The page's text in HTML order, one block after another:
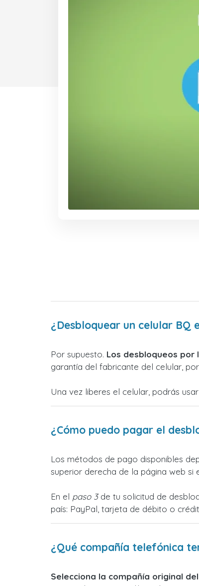
¿Desbloquear un celular BQ
Por supuesto. Los desbloqueos por
garantía del fabricante del celular,
Una vez liberes el celular, podrás
¿Cómo puedo pagar el
Los métodos de pago disponibles
superior derecha de la página web
En el paso 3de tu solicitud de
país: PayPal, tarjeta de débito o
¿Qué compañía telefónica
Selecciona la compañía original del